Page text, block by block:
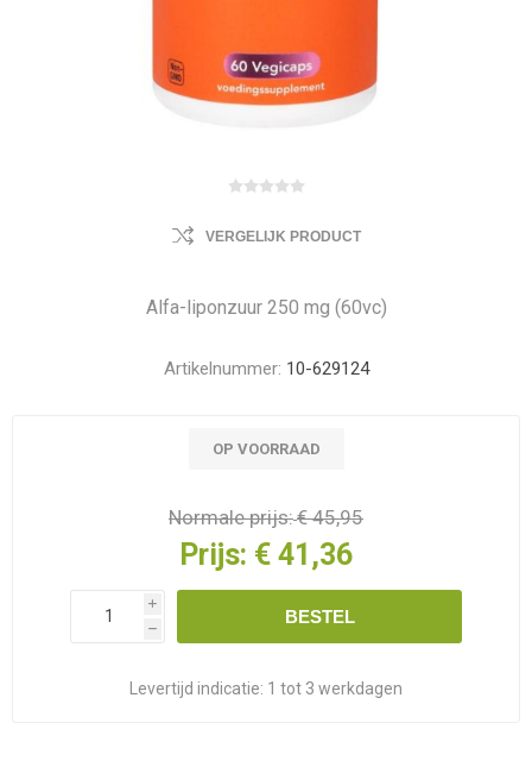
VERGELIJK PRODUCT
Alfa-liponzuur 250 mg (60vc)
Artikelnummer: 10-629124
OP VOORRAAD
Normale prijs:€ 45,95
Prijs: € 41,36
i
h
BESTEL
Levertijd indicatie: 1 tot 3 werkdagen